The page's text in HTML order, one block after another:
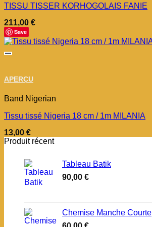
TISSU TISSER KORHOGOLAIS FANIE
211,00 €
Save
APERÇU
Band Nigerian
Tissu tissé Nigeria 18 cm / 1m MILANIA
13,00 €
Produit récent
Tableau Batik
90,00 €
Chemise Manche Courte